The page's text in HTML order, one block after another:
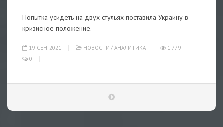
Попытка усидеть на двух стульях поставила Украину в
кризисное положение.
19-СЕН-2021 НОВОСТИ / АНАЛИТИКА
1 779
0